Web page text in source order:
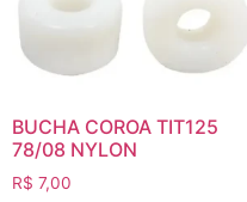
BUCHA COROA TIT125
78/08 NYLON
R$ 7,00